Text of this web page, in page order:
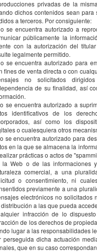
privadas de la
dichos contenidos sean
a terceros. Por consiguiente:
se encuentra autorizado a
públicamente la
con la autorización del
legalmente permitido.
se encuentra autorizado para
fines de venta directa o con
no solicitados
de su finalidad, así
se encuentra autorizado a
identificativos de los
así como los
o cualesquiera otros
se encuentra autorizado para
en la que se almacena la
prácticas o actos de
la Web o de las informaciones
comercial, a una
o consentimiento, ni
previamente a una
electrónicos no solicitados
a las que pueda
infracción de lo
de los derechos de
lugar a las responsabilidades
perseguida dicha actuación
que en su caso